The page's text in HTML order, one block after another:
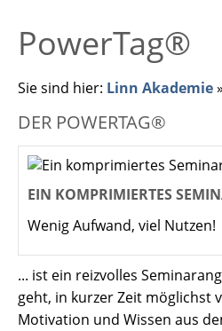
PowerTag®
Sie sind hier: Linn Akademie»
DER POWERTAG®
EIN KOMPRIMIERTES
Wenig Aufwand, viel Nutzen!
... ist ein reizvolles
geht, in kurzer Zeit möglichst
Motivation und Wissen aus